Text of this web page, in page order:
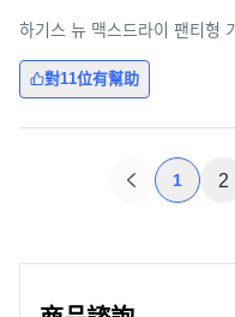
하기스 뉴 맥스드라이 팬티형
對11位有幫助
1 2